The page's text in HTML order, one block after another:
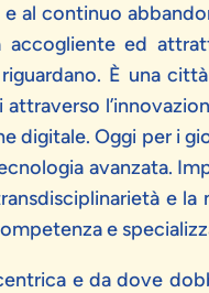
al continuo
ed
È una
digitale. Oggi per i
avanzata.
e
e
e da dove